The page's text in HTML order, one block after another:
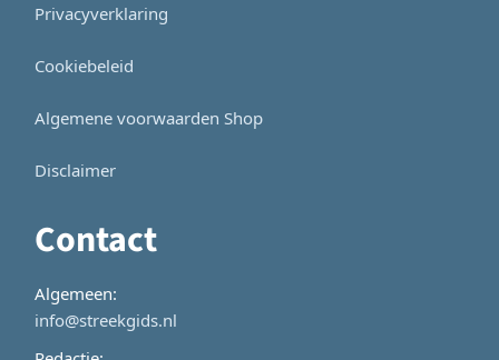
Privacyverklaring
Cookiebeleid
Algemene voorwaarden Shop
Disclaimer
Contact
Algemeen:
info@streekgids.nl